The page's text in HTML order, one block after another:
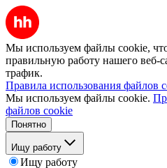
Мы используем файлы cookie,
правильную работу нашего веб-
трафик.
Правила использования файлов
Мы используем файлы cookie.
файлов cookie
Понятно
Ищу работу
Ищу работу